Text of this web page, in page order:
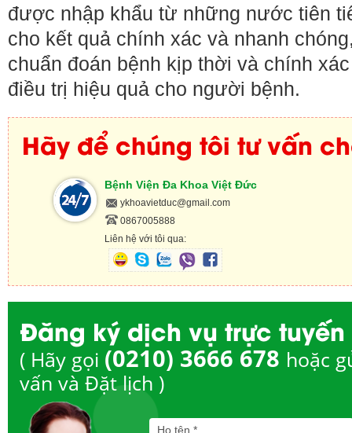
được nhập khẩu từ những nước tiên
cho kết quả chính xác và nhanh
chuẩn đoán bệnh kịp thời và chính
điều trị hiệu quả cho người bệnh.
Hãy để chúng tôi tư vấn
Bệnh Viện Đa Khoa Việt Đức
ykhoavietduc@gmail.com
0867005888
Liên hệ với tôi qua:
Đăng ký dịch vụ trực tuyến
( Hãy gọi (0210) 3666 678 hoặc
vấn và Đặt lịch )